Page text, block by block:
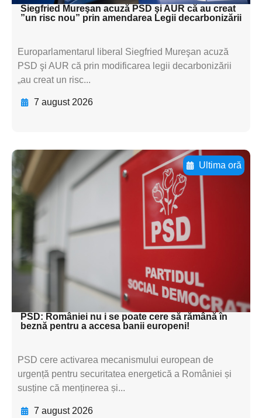
Siegfried Mureşan acuză PSD şi AUR că au creat
”un risc nou” prin amendarea Legii decarbonizării
Europarlamentarul liberal Siegfried Mureşan acuză
PSD şi AUR că prin modificarea legii decarbonizării
„au creat un risc...
7 august 2026
Ultima oră
Adaugă aici textul pentru
subtitluAdaugă aici
textul pentru
subtitluAdaugă aici
textul pentru
subtitluAdaugă aici
textul pentru subti
PSD: României nu i se poate cere să rămână în
beznă pentru a accesa banii europeni!
PSD cere activarea mecanismului european de
urgență pentru securitatea energetică a României și
susține că menținerea și...
7 august 2026